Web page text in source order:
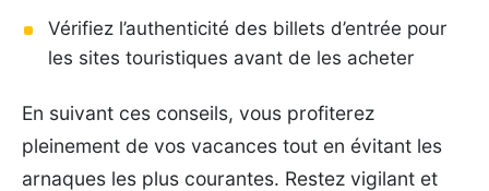
Vérifiez l’authenticité des billets d’entrée pour
les sites touristiques avant de les acheter
En suivant ces conseils, vous profiterez
pleinement de vos vacances tout en évitant les
arnaques les plus courantes. Restez vigilant et